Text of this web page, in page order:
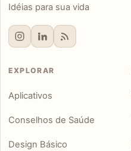
Idéias para sua vida
EXPLORAR
Aplicativos
Conselhos de Saúde
Design Básico